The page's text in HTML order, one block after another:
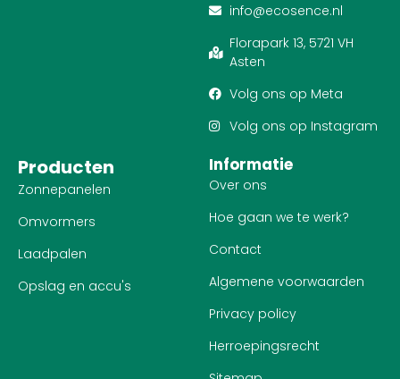
info@ecosence.nl
Florapark 13, 5721 VH
Asten
Volg ons op Meta
Volg ons op Instagram
Producten
Zonnepanelen
Omvormers
Laadpalen
Opslag en accu's
Informatie
Over ons
Hoe gaan we te werk?
Contact
Algemene voorwaarden
Privacy policy
Herroepingsrecht